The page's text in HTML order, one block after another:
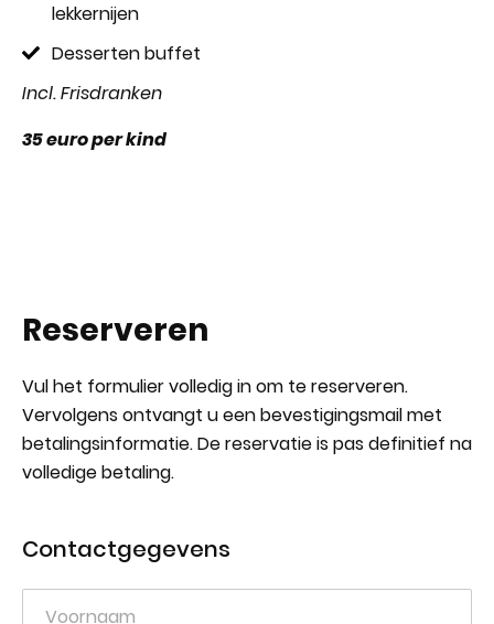
lekkernijen
Desserten buffet
Incl. Frisdranken
35 euro per kind
Reserveren
Vul het formulier volledig in om te reserveren.
Vervolgens ontvangt u een bevestigingsmail met
betalingsinformatie. De reservatie is pas definitief na
volledige betaling.
Contactgegevens